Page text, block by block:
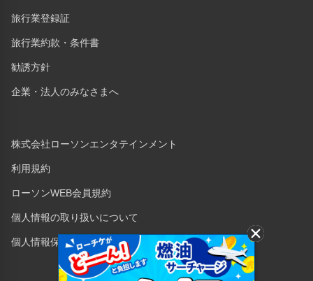
旅行業登録証
旅行業約款・条件書
勧誘方針
企業・法人のみなさまへ
株式会社ローソンエンタテインメント
利用規約
ローソンWEB会員規約
個人情報の取り扱いについて
個人情報保護方針